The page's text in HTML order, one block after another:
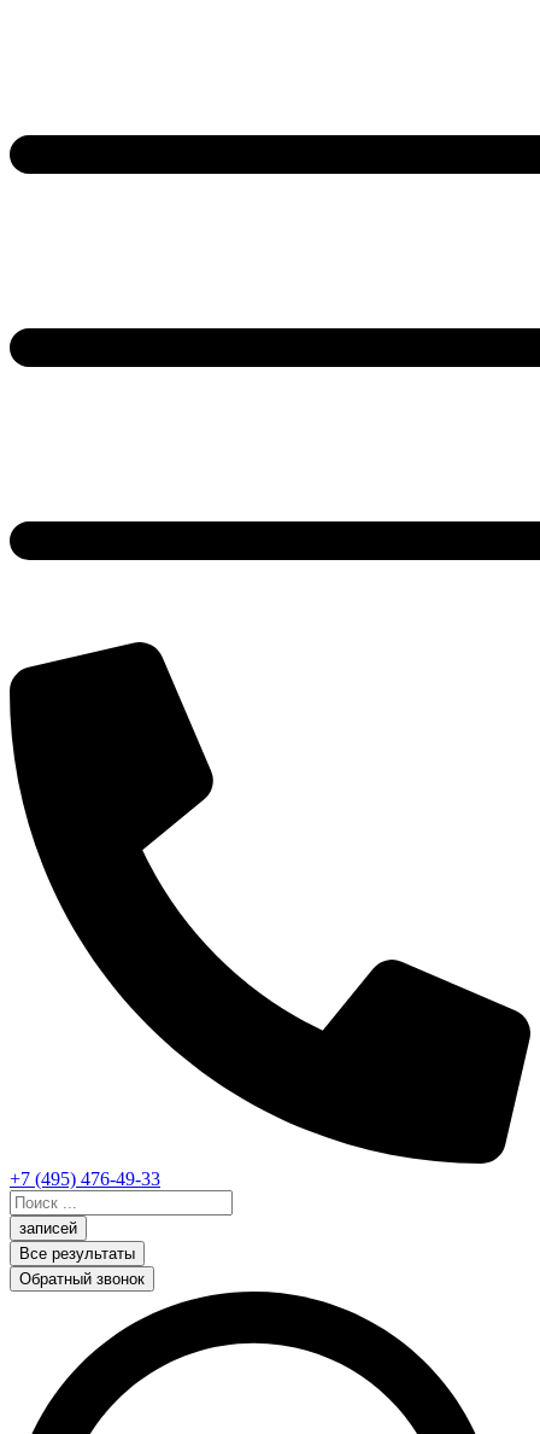
+7 (495) 476-49-33
Search
...записей
Все результаты
Обратный звонок